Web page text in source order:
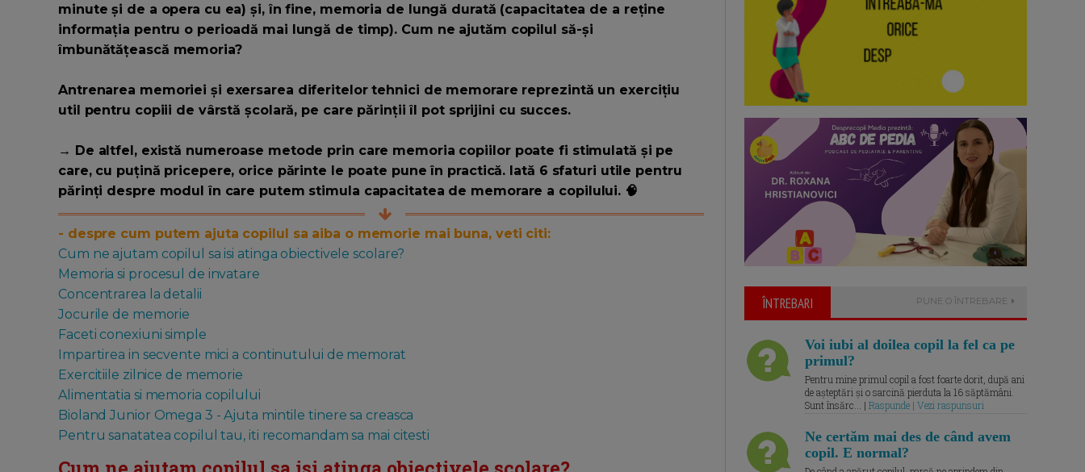
minute și de a opera cu ea) și, în fine, memoria de lungă durată (capacitatea de a reține
informația pentru o perioadă mai lungă de timp). Cum ne ajutăm copilul să-și
îmbunătățească memoria?
Antrenarea memoriei și exersarea diferitelor tehnici de memorare reprezintă un exercițiu
util pentru copiii de vârstă școlară, pe care părinții îl pot sprijini cu succes.
→ De altfel, există numeroase metode prin care memoria copiilor poate fi stimulată și pe
care, cu puțină pricepere, orice părinte le poate pune în practică. Iată 6 sfaturi utile pentru
părinți despre modul în care putem stimula capacitatea de memorare a copilului. 🧠
- despre cum putem ajuta copilul sa aiba o memorie mai buna, veti citi:
Cum ne ajutam copilul sa isi atinga obiectivele scolare?
Memoria si procesul de invatare
Concentrarea la detalii
Jocurile de memorie
Faceti conexiuni simple
Impartirea in secvente mici a continutului de memorat
Exercitiile zilnice de memorie
Alimentatia si memoria copilului
Bioland Junior Omega 3 - Ajuta mintile tinere sa creasca
Pentru sanatatea copilul tau, iti recomandam sa mai citesti
ÎNTREBARI PUNE O ÎNTREBARE
Voi iubi al doilea copil la fel ca pe
primul?
Pentru mine primul copil a fost foarte dorit, după ani
de așteptări și o sarcină pierduta la 16 săptămâni.
Sunt însărc... | Raspunde | Vezi raspunsuri
Ne certăm mai des de când avem
copil. E normal?